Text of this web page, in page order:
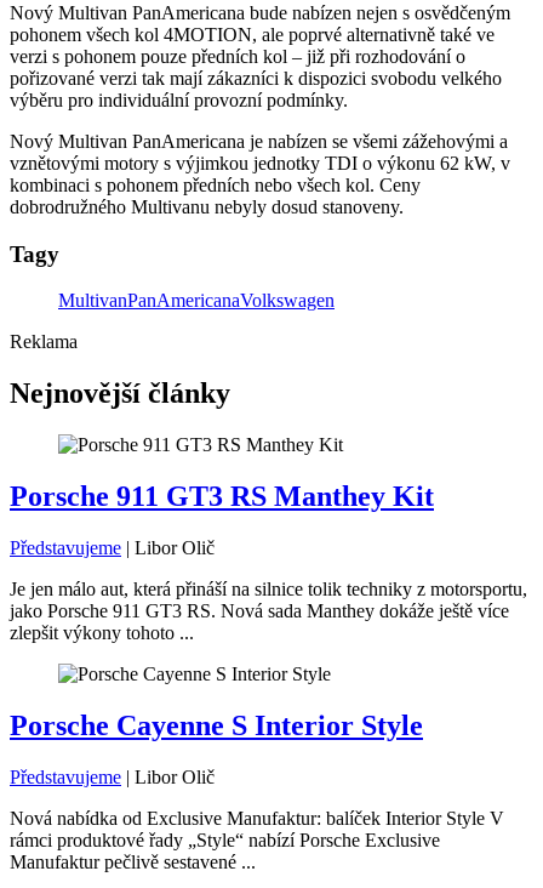
Nový Multivan PanAmericana bude nabízen nejen s osvědčeným
pohonem všech kol 4MOTION, ale poprvé alternativně také ve
verzi s pohonem pouze předních kol – již při rozhodování o
pořizované verzi tak mají zákazníci k dispozici svobodu velkého
výběru pro individuální provozní podmínky.
Nový Multivan PanAmericana je nabízen se všemi zážehovými a
vznětovými motory s výjimkou jednotky TDI o výkonu 62 kW, v
kombinaci s pohonem předních nebo všech kol. Ceny
dobrodružného Multivanu nebyly dosud stanoveny.
Tagy
MultivanPanAmericanaVolkswagen
Reklama
Nejnovější články
Porsche 911 GT3 RS Manthey Kit
Představujeme | Libor Olič
Je jen málo aut, která přináší na silnice tolik techniky z motorsportu,
jako Porsche 911 GT3 RS. Nová sada Manthey dokáže ještě více
zlepšit výkony tohoto ...
Porsche Cayenne S Interior Style
Představujeme | Libor Olič
Nová nabídka od Exclusive Manufaktur: balíček Interior Style V
rámci produktové řady „Style“ nabízí Porsche Exclusive
Manufaktur pečlivě sestavené ...